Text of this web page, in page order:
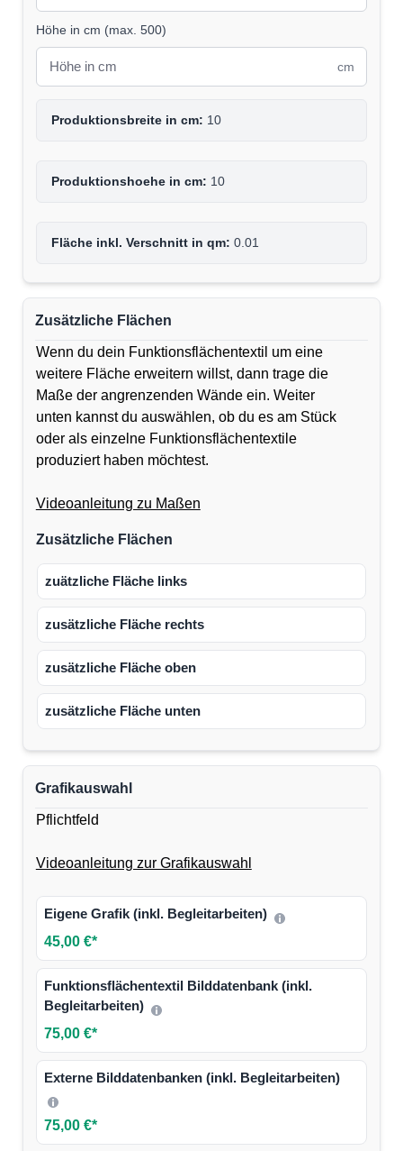
Höhe in cm (max. 500)
cm
Produktionsbreite in cm: 10
Produktionshoehe in cm: 10
Fläche inkl. Verschnitt in qm: 0.01
Zusätzliche Flächen
Wenn du dein Funktionsflächentextil um eine
weitere Fläche erweitern willst, dann trage die
Maße der angrenzenden Wände ein. Weiter
unten kannst du auswählen, ob du es am Stück
oder als einzelne Funktionsflächentextile
produziert haben möchtest.
Videoanleitung zu Maßen
Zusätzliche Flächen
zuätzliche Fläche links
zusätzliche Fläche rechts
zusätzliche Fläche oben
zusätzliche Fläche unten
Grafikauswahl
Pflichtfeld
Videoanleitung zur Grafikauswahl
Eigene Grafik (inkl. Begleitarbeiten)
45,00 €*
Funktionsflächentextil Bilddatenbank (inkl.
Begleitarbeiten)
75,00 €*
Externe Bilddatenbanken (inkl. Begleitarbeiten)
75,00 €*